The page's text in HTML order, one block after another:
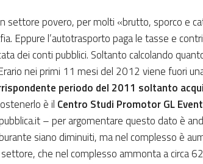
settore povero, per molti «brutto, sporco e
Eppure l’autotrasporto paga le tasse e
dei conti pubblici. Soltanto calcolando
nei primi 11 mesi del 2012 viene fuori
periodo del 2011 soltanto
è il Centro Studi Promotor GL
– per argomentare questo dato è
siano diminuiti, ma nel complesso è
che nel complesso ammonta a circa